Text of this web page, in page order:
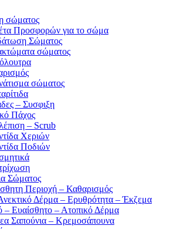
σώματος
Προσφορών για το σώμα
Σώματος
σώματος
σώματος
– Συσφιξη
Πάχος
– Scrub
Χεριών
Ποδιών
Σώματος
Περιοχή – Καθαρισμός
Δέρμα – Ερυθρότητα – Έκζεμα
– Ευαίσθητο – Ατοπικό Δέρμα
Σαπούνια – Κρεμοσάπουνα